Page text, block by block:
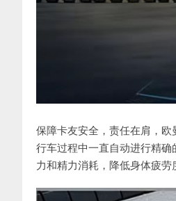
保障卡友安全，责任在肩，
行车过程中一直自动进行精
力和精力消耗，降低身体疲劳